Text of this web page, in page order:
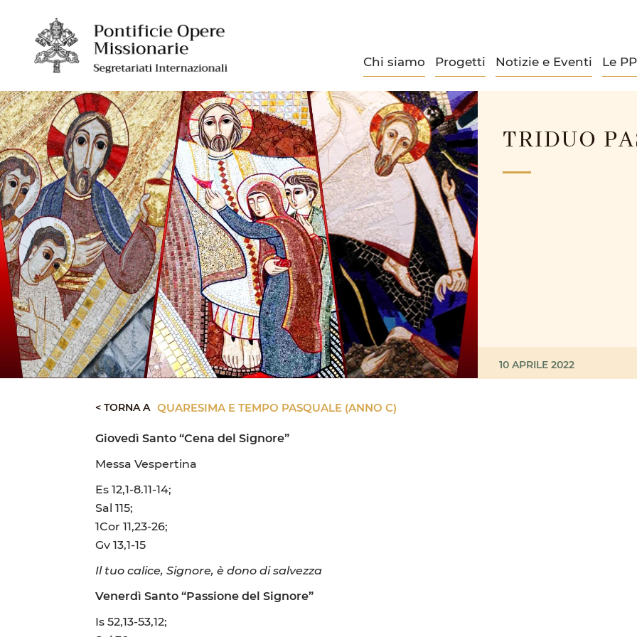
Chi siamo Progetti Notizie e Eventi Le
TRIDUO
10 APRILE 2022
< TORNA A QUARESIMA E TEMPO PASQUALE (ANNO C)
Giovedì Santo “Cena del Signore”
Messa Vespertina
Es 12,1-8.11-14;
Sal 115;
1Cor 11,23-26;
Gv 13,1-15
Il tuo calice, Signore, è dono di salvezza
Venerdì Santo “Passione del Signore”
Is 52,13-53,12;